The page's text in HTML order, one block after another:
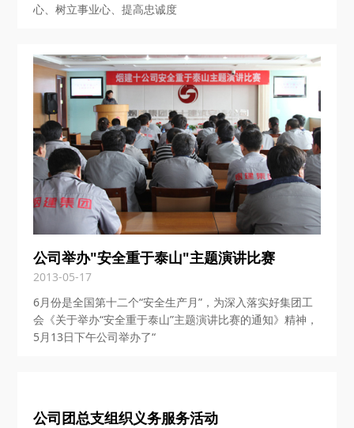
心、树立事业心、提高忠诚度
公司举办"安全重于泰山"主题演讲比赛
2013-05-17
6月份是全国第十二个“安全生产月”，为深入落实好集团工
会《关于举办“安全重于泰山”主题演讲比赛的通知》精神，
5月13日下午公司举办了“
公司团总支组织义务服务活动